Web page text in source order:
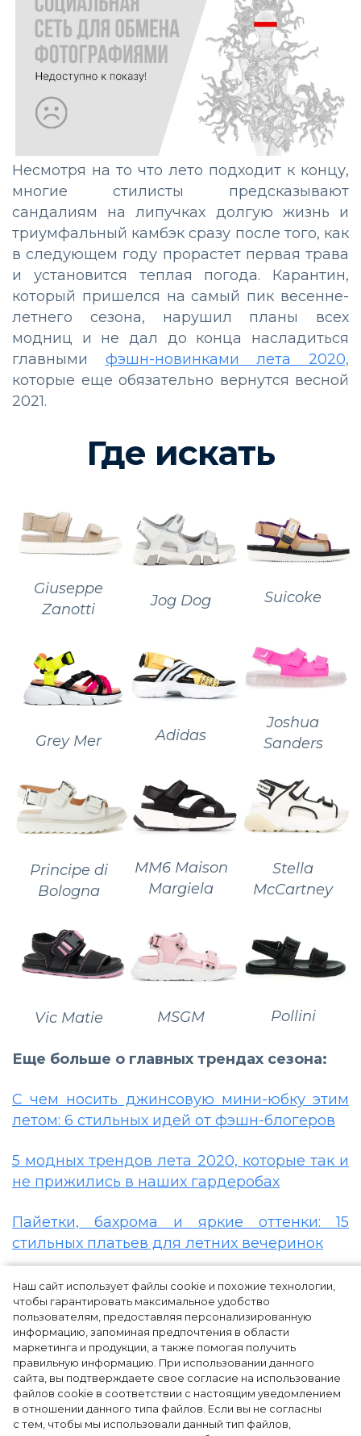
Наш сайт использует файлы cookie и похожие технологии,
чтобы гарантировать максимальное удобство
пользователям, предоставляя персонализированную
информацию, запоминая предпочтения в области
маркетинга и продукции, а также помогая получить
правильную информацию. При использовании данного
сайта, вы подтверждаете свое согласие на использование
файлов cookie в соответствии с настоящим уведомлением
в отношении данного типа файлов. Если вы не согласны
с тем, чтобы мы использовали данный тип файлов,
Несмотря на то что лето подходит к концу,
многие стилисты предсказывают
сандалиям на липучках долгую жизнь и
триумфальный камбэк сразу после того, как
в следующем году прорастет первая трава
и установится теплая погода. Карантин,
который пришелся на самый пик весенне-
летнего сезона, нарушил планы всех
модниц и не дал до конца насладиться
главными фэшн-новинками лета 2020,
которые еще обязательно вернутся весной
2021.
Где искать
Giuseppe
Zanotti
Jog Dog Suicoke
Grey Mer Adidas
Joshua
Sanders
Principe di
Bologna
MM6 Maison
Margiela
Stella
McCartney
Vic Matie MSGM Pollini
Еще больше о главных трендах сезона:
С чем носить джинсовую мини-юбку этим
летом: 6 стильных идей от фэшн-блогеров
5 модных трендов лета 2020, которые так и
не прижились в наших гардеробах
Пайетки, бахрома и яркие оттенки: 15
стильных платьев для летних вечеринок